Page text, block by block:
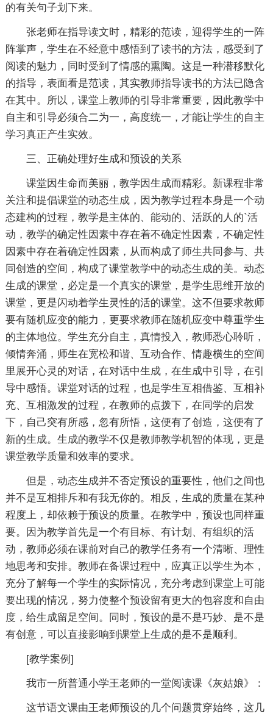
的有关句子划下来。
张老师在指导读文时，精彩的范读，迎得学生的一阵
阵掌声，学生在不经意中感悟到了读书的方法，感受到了
阅读的魅力，同时受到了情感的熏陶。这是一种潜移默化
的指导，表面看是范读，其实教师指导读书的方法已隐含
在其中。所以，课堂上教师的引导非常重要，因此教学中
自主和引导必须合二为一，高度统一，才能让学生的自主
学习真正产生实效。
三、正确处理好生成和预设的关系
课堂因生命而美丽，教学因生成而精彩。新课程非常
关注和提倡课堂的动态生成，因为教学过程本身是一个动
态建构的过程，教学是主体的、能动的、活跃的人的`活
动，教学的确定性因素中存在着不确定性因素，不确定性
因素中存在着确定性因素，从而构成了师生共同参与、共
同创造的空间，构成了课堂教学中的动态生成的美。动态
生成的课堂，必定是一个真实的课堂，是学生思维开放的
课堂，更是闪动着学生灵性的活的课堂。这不但要求教师
要有随机应变的能力，更要求教师在随机应变中尊重学生
的主体地位。学生充分自主，真情投入，教师悉心聆听，
倾情奔涌，师生在宽松和谐、互动合作、情趣横生的空间
里展开心灵的对话，在对话中生成，在生成中引导，在引
导中感悟。课堂对话的过程，也是学生互相借鉴、互相补
充、互相激发的过程，在教师的点拨下，在同学的启发
下，自己突有所感，忽有所悟，这便有了创造，这便有了
新的生成。生成的教学不仅是教师教学机智的体现，更是
课堂教学质量和效率的要求。
但是，动态生成并不否定预设的重要性，他们之间也
并不是互相排斥和有我无你的。相反，生成的质量在某种
程度上，却依赖于预设的质量。在教学中，预设也同样重
要。因为教学首先是一个有目标、有计划、有组织的活
动，教师必须在课前对自己的教学任务有一个清晰、理性
地思考和安排。教师在备课过程中，应真正以学生为本，
充分了解每一个学生的实际情况，充分考虑到课堂上可能
要出现的情况，努力使整个预设留有更大的包容度和自由
度，给生成留足空间。同时，预设的是不是巧妙、是不是
有创意，可以直接影响到课堂上生成的是不是顺利。
[教学案例]
我市一所普通小学王老师的一堂阅读课《灰姑娘》：
这节语文课由王老师预设的几个问题贯穿始终，这几